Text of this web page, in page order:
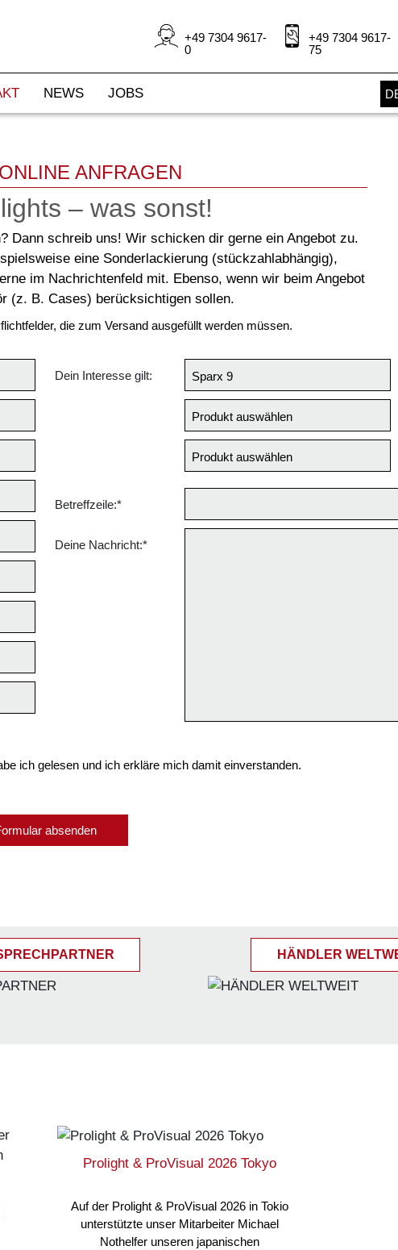
+49 7304 9617-
75
+49 7304 9617-
0
NEWS JOBS
ANFRAGEN
– was sonst!
Dann schreib uns! Wir schicken dir gerne ein Angebot zu.
eine Sonderlackierung (stückzahlabhängig),
im Nachrichtenfeld mit. Ebenso, wenn wir beim Angebot
(z. B. Cases) berücksichtigen sollen.
die zum Versand ausgefüllt werden müssen.
Dein Interesse gilt:
Betreffzeile:*
Deine Nachricht:*
ich gelesen und ich erkläre mich damit einverstanden.
absenden
HÄNDLER
Prolight & ProVisual 2026 Tokyo
Auf der Prolight & ProVisual 2026 in Tokio
unterstützte unser Mitarbeiter Michael
Nothelfer unseren japanischen